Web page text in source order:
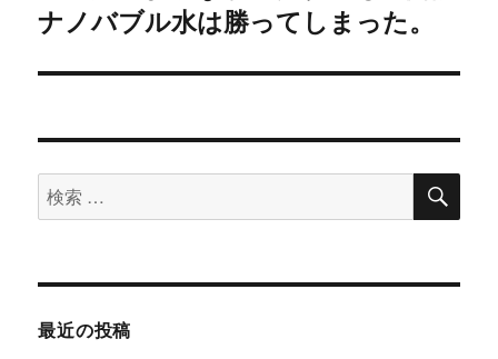
ー
シ
ン
の
稿:
ナノバブル水は勝ってしまった。
検
索
象:
検
最近の投稿